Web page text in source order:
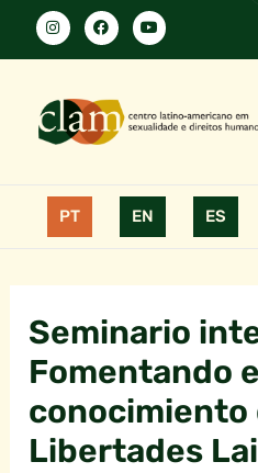
PT EN ES
Seminario
Fomentando
conocimiento
Libertades